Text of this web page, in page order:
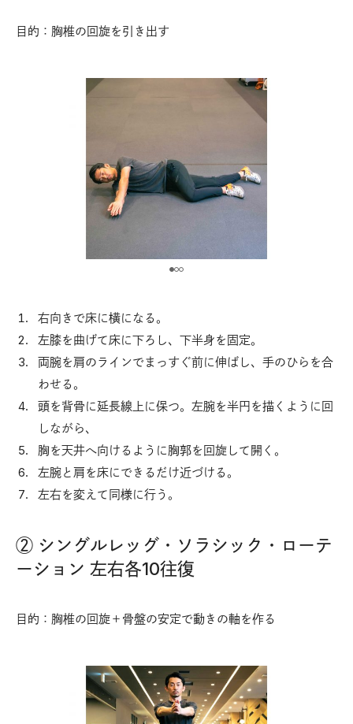
目的：胸椎の回旋を引き出す
右向きで床に横になる。
左膝を曲げて床に下ろし、下半身を固定。
両腕を肩のラインでまっすぐ前に伸ばし、手のひらを合
わせる。
頭を背骨に延長線上に保つ。左腕を半円を描くように回
しながら、
胸を天井へ向けるように胸郭を回旋して開く。
左腕と肩を床にできるだけ近づける。
左右を変えて同様に行う。
② シングルレッグ・ソラシック・ローテ
ーション 左右各10往復
目的：胸椎の回旋＋骨盤の安定で動きの軸を作る